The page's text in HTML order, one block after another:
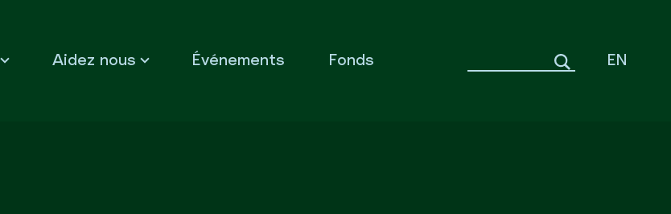
Aidez nous Événements Fonds EN